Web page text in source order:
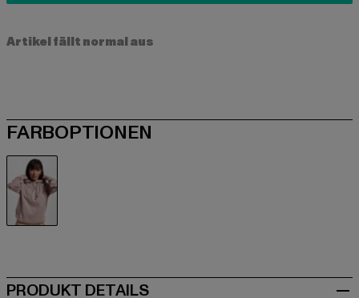
Artikel fällt normal aus
FARBOPTIONEN
PRODUKT DETAILS